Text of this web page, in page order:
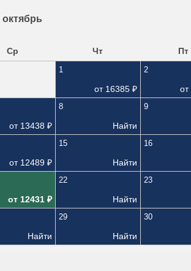
Ср Чт Пт
1
от 16385 ₽
2
от
от 13438 ₽
8
Найти
9
от 12489 ₽
15
Найти
16
от 12431 ₽
22
Найти
23
Найти
29
Найти
30